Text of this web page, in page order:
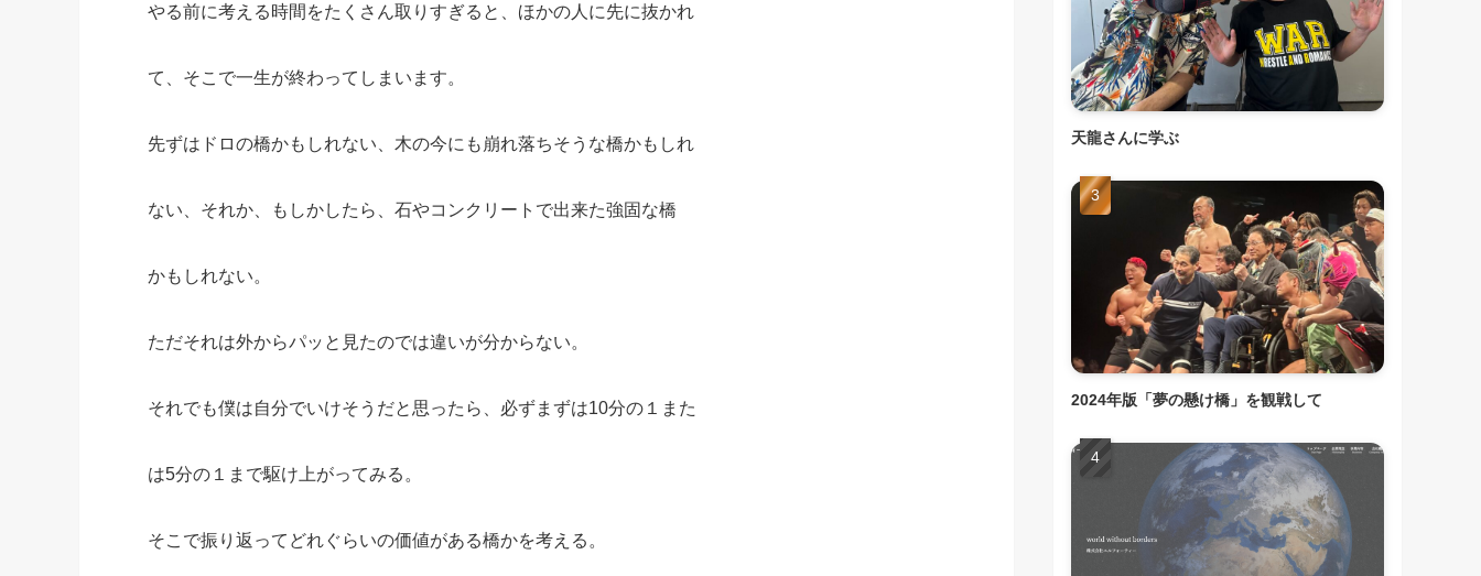
やる前に考える時間をたくさん取りすぎると、ほかの人に先に抜かれ
て、そこで一生が終わってしまいます。
先ずはドロの橋かもしれない、木の今にも崩れ落ちそうな橋かもしれ
ない、それか、もしかしたら、石やコンクリートで出来た強固な橋
かもしれない。
ただそれは外からパッと見たのでは違いが分からない。
それでも僕は自分でいけそうだと思ったら、必ずまずは10分の１また
は5分の１まで駆け上がってみる。
そこで振り返ってどれぐらいの価値がある橋かを考える。
天龍さんに学ぶ
2024年版「夢の懸け橋」を観戦して